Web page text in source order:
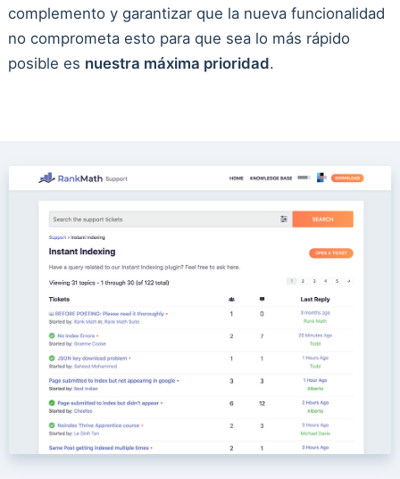
complemento y garantizar que la nueva funcionalidad
no comprometa esto para que sea lo más rápido
posible es nuestra máxima prioridad.